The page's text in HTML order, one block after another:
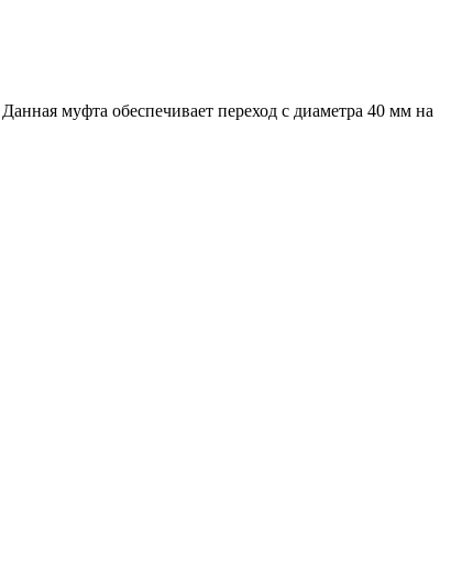
муфта обеспечивает переход с диаметра 40 мм на